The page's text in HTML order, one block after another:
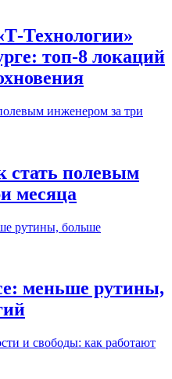
Технологии»
топ-8 локаций
стать полевым
месяца
меньше рутины,